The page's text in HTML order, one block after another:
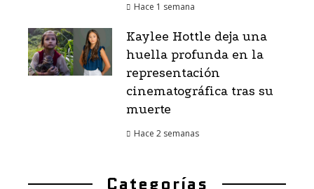
Hace 1 semana
Kaylee Hottle deja una
huella profunda en la
representación
cinematográfica tras su
muerte
Hace 2 semanas
Categorías